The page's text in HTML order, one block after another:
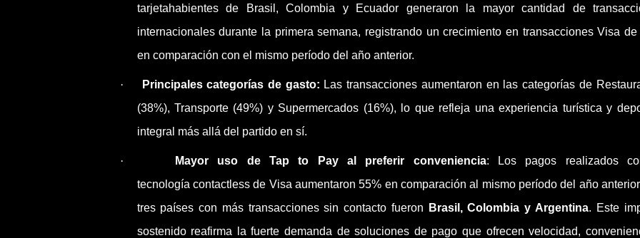
tarjetahabientes de Brasil, Colombia y Ecuador generaron la mayor cantidad de
internacionales durante la primera semana, registrando un crecimiento en transacciones Visa de
en comparación con el mismo período del año anterior.
· Principales categorías de gasto: Las transacciones aumentaron en las categorías de
(38%), Transporte (49%) y Supermercados (16%), lo que refleja una experiencia turística y
integral más allá del partido en sí.
· Mayor uso de Tap to Pay al preferir conveniencia: Los pagos realizados
tecnología contactless de Visa aumentaron 55% en comparación al mismo período del año
tres países con más transacciones sin contacto fueron
Brasil, Colombia y Argentina. Este
sostenido reafirma la fuerte demanda de soluciones de pago que ofrecen velocidad,